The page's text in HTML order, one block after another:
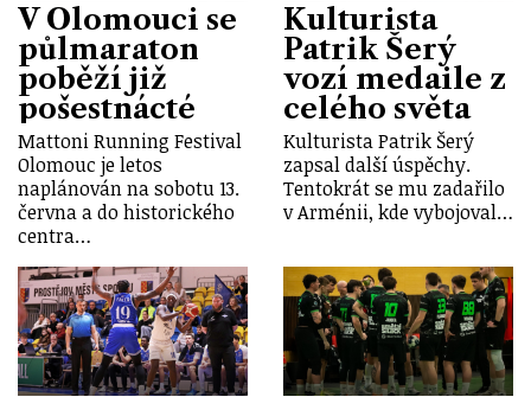
V Olomouci se
půlmaraton
poběží již
pošestnácté
Mattoni Running Festival
Olomouc je letos
naplánován na sobotu 13.
června a do historického
centra…
Kulturista
Patrik Šerý
vozí medaile z
celého světa
Kulturista Patrik Šerý
zapsal další úspěchy.
Tentokrát se mu zadařilo
v Arménii, kde vybojoval…